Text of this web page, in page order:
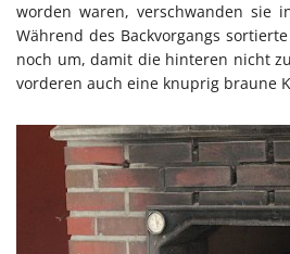
worden waren, verschwanden sie
Während des Backvorgangs
noch um, damit die hinteren nicht
vorderen auch eine knuprig braune